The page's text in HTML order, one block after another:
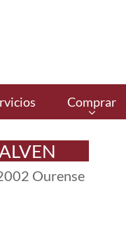
Comprar
Ourense